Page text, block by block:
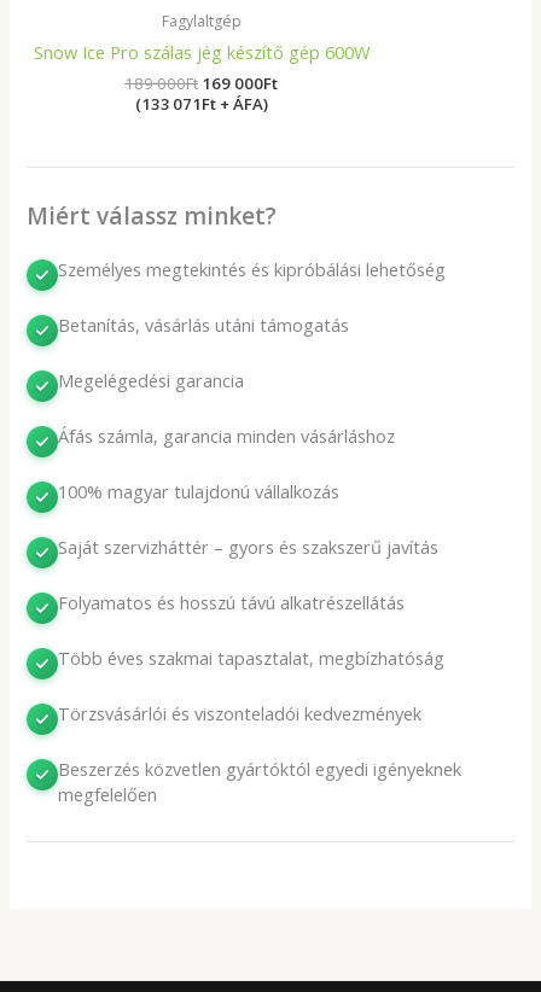
Fagylaltgép
Snow Ice Pro szálas jég készítő gép 600W
189 000Ft 169 000Ft
(133 071Ft + ÁFA)
Miért válassz minket?
Személyes megtekintés és kipróbálási lehetőség
Betanítás, vásárlás utáni támogatás
Megelégedési garancia
Áfás számla, garancia minden vásárláshoz
100% magyar tulajdonú vállalkozás
Saját szervizháttér – gyors és szakszerű javítás
Folyamatos és hosszú távú alkatrészellátás
Több éves szakmai tapasztalat, megbízhatóság
Törzsvásárlói és viszonteladói kedvezmények
Beszerzés közvetlen gyártóktól egyedi igényeknek
megfelelően